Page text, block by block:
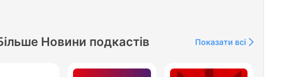
Новини подкастів Показати всі